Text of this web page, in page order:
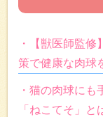
・【獣医師監
策で健康な肉球
・猫の肉球に
「ねこてそ」と